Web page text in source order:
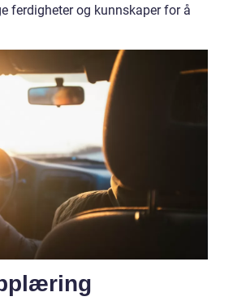
ferdigheter og kunnskaper for å